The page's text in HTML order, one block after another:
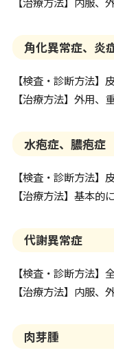
角化異常症、炎
【検査・診断方法】
【治療方法】外用、
水疱症、膿疱症
【検査・診断方法】
【治療方法】基本的
代謝異常症
【検査・診断方法】
【治療方法】内服、
肉芽腫